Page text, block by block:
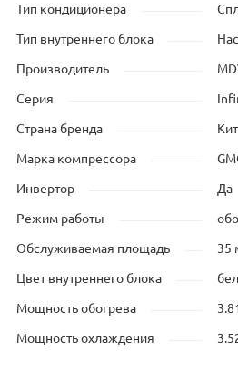
Тип кондиционера
Тип внутреннего блока
Производитель
Серия
Страна бренда
Марка компрессора
Инвертор Да
Режим работы
Обслуживаемая площадь 35
Цвет внутреннего блока
Мощность обогрева
Мощность охлаждения